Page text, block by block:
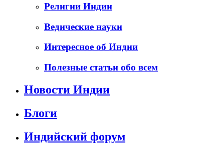
Религии Индии
Ведические науки
Интересное об Индии
Полезные статьи обо всем
Новости Индии
Блоги
Индийский форум